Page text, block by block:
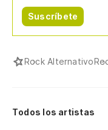
Suscríbete
Rock Alternativo
Todos los artistas